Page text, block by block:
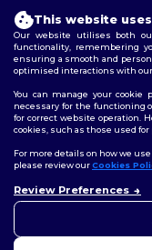
2026. All
Terms & Conditions|
Policy|Site Map
Follow Us
This website
Our website utilises both
functionality, remembering
ensuring a smooth and
optimised interactions with
You can manage your cookie
necessary for the functioning
for correct website operation.
cookies, such as those used
For more details on how we
please review ourCookies
Review Preferences